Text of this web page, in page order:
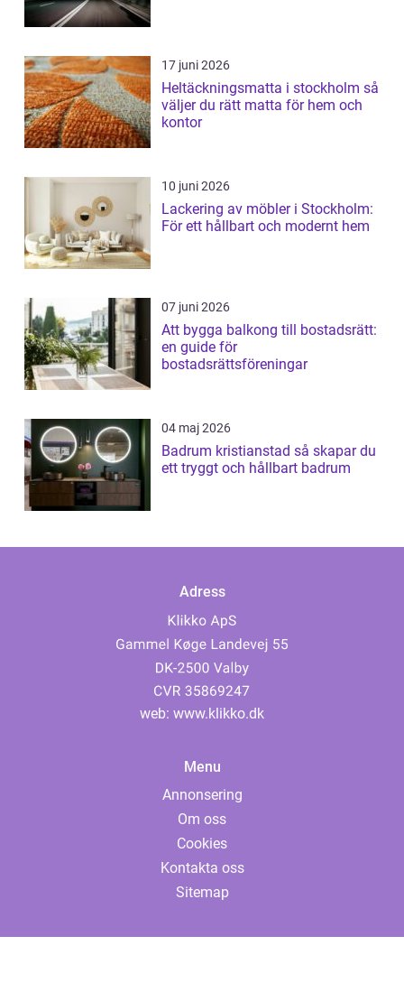
17 juni 2026
Heltäckningsmatta i stockholm så
väljer du rätt matta för hem och
kontor
10 juni 2026
Lackering av möbler i Stockholm:
För ett hållbart och modernt hem
07 juni 2026
Att bygga balkong till bostadsrätt:
en guide för
bostadsrättsföreningar
04 maj 2026
Badrum kristianstad så skapar du
ett tryggt och hållbart badrum
Adress
web: www.klikko.dk
Menu
Annonsering
Om oss
Cookies
Kontakta oss
Sitemap